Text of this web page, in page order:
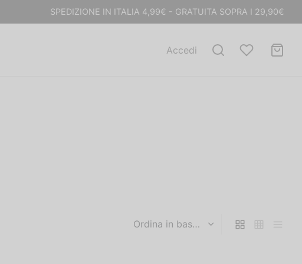
SPEDIZIONE IN ITALIA 4,99€ - GRATUITA SOPRA I 29,90€
Accedi